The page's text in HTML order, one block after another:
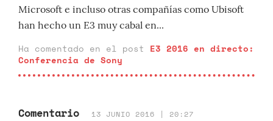
Microsoft e incluso otras compañías como Ubisoft
han hecho un E3 muy cabal en...
Ha comentado en el post E3 2016 en directo:
Conferencia de Sony
Comentario 13 JUNIO 2016 | 20:27